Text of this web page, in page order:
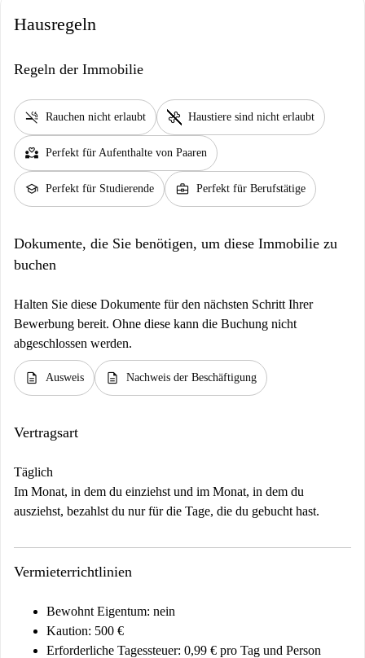
Hausregeln
Regeln der Immobilie
smoke_free Rauchen nicht erlaubt pet_supplies Haustiere sind nicht erlaubt
partner_heart Perfekt für Aufenthalte von Paaren
school Perfekt für Studierende business_center Perfekt für Berufstätige
Dokumente, die Sie benötigen, um diese Immobilie zu
buchen
Halten Sie diese Dokumente für den nächsten Schritt Ihrer
Bewerbung bereit. Ohne diese kann die Buchung nicht
abgeschlossen werden.
description Ausweis description Nachweis der Beschäftigung
Vertragsart
Täglich
Im Monat, in dem du einziehst und im Monat, in dem du
ausziehst, bezahlst du nur für die Tage, die du gebucht hast.
Vermieterrichtlinien
Bewohnt Eigentum: nein
Kaution: 500 €
Erforderliche Tagessteuer: 0,99 € pro Tag und Person